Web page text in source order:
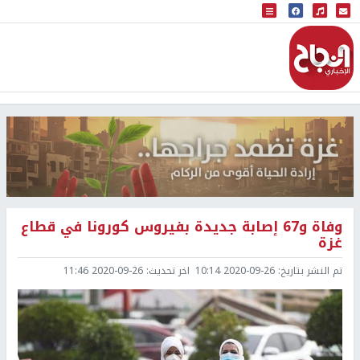
البث المباشر
إذاعة النجاح
وفاة و67 إصابة جديدة بفيروس كورونا في قطاع
غزة
تم النشر بتاريخ: 2020-09-26 10:14 اخر تحديث: 2020-09-26 11:46